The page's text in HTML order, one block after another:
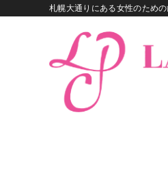
札幌大通りにある女性のため